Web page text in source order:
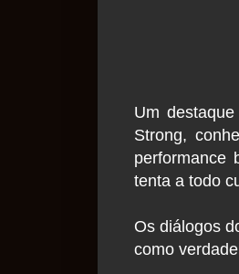
Um
Strong,
performance
tenta a todo
Os diálogos
como